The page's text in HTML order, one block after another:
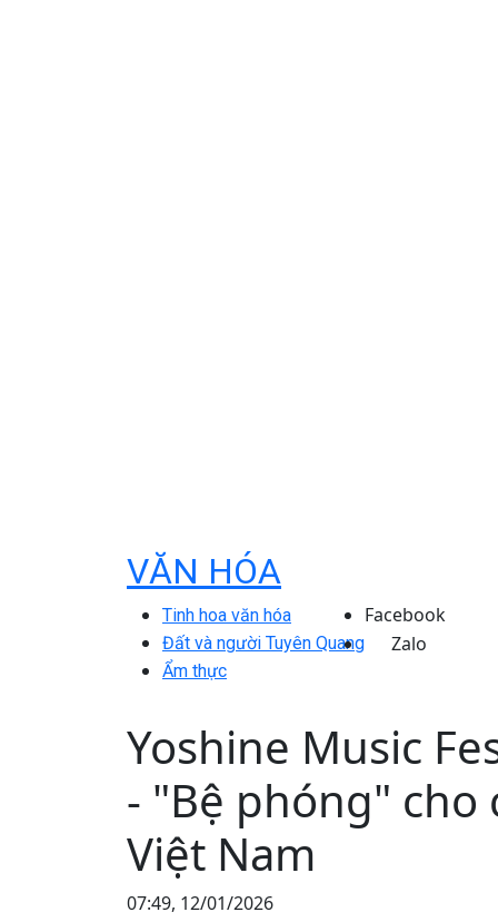
VĂN HÓA
Tinh hoa văn hóa
Đất và người Tuyên Quang
Ẩm thực
Facebook
Zalo
Yoshine Music
- "Bệ phóng" cho
Việt Nam
07:49, 12/01/2026